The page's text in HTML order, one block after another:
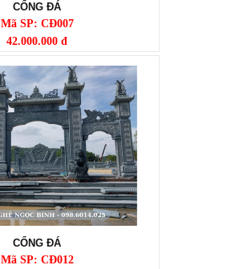
CỔNG ĐÁ
Mã SP: CĐ007
42.000.000 đ
CỔNG ĐÁ
Mã SP: CĐ012